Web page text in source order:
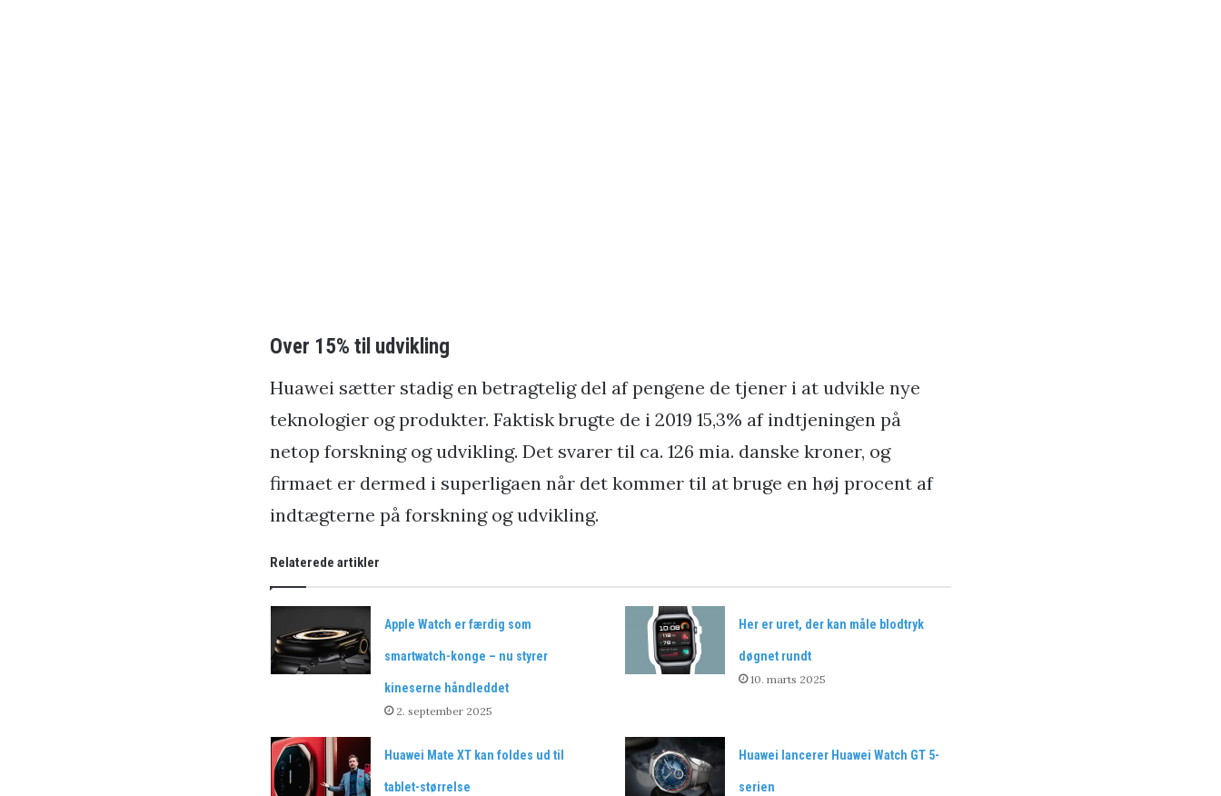
Over 15% til udvikling
Huawei sætter stadig en betragtelig del af pengene de tjener i at udvikle nye
teknologier og produkter. Faktisk brugte de i 2019 15,3% af indtjeningen på
netop forskning og udvikling. Det svarer til ca. 126 mia. danske kroner, og
firmaet er dermed i superligaen når det kommer til at bruge en høj procent af
indtægterne på forskning og udvikling.
Relaterede artikler
Apple Watch er færdig som
smartwatch-konge – nu styrer
kineserne håndleddet
2. september 2025
Her er uret, der kan måle blodtryk
døgnet rundt
10. marts 2025
Huawei Mate XT kan foldes ud til
tablet-størrelse
Huawei lancerer Huawei Watch GT 5-
serien